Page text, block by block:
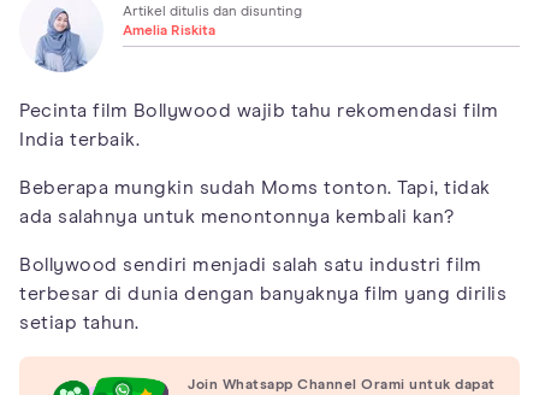
Artikel ditulis dan disunting
Amelia Riskita
Pecinta film Bollywood wajib tahu rekomendasi film
India terbaik.
Beberapa mungkin sudah Moms tonton. Tapi, tidak
ada salahnya untuk menontonnya kembali kan?
Bollywood sendiri menjadi salah satu industri film
terbesar di dunia dengan banyaknya film yang dirilis
setiap tahun.
Join Whatsapp Channel Orami untuk dapat